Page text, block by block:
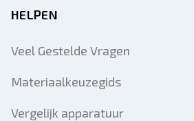
HELPEN
Veel Gestelde Vragen
Materiaalkeuzegids
Vergelijk apparatuur